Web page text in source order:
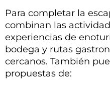
Para completar la
combinan las
experiencias de
bodega y rutas
cercanos. También
propuestas de: